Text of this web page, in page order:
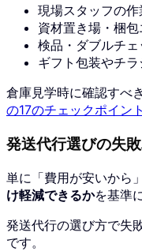
現場スタッフの
資材置き場・梱
検品・ダブルチ
ギフト包装やチ
倉庫見学時に確認すべ
の17のチェックポイント
発送代行選びの失
単に「費用が安いから
け軽減できるかを基準
発送代行の選び方で失
です。